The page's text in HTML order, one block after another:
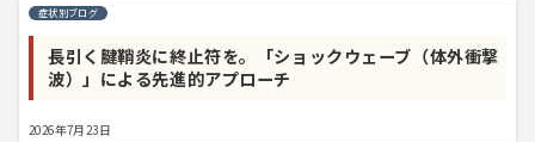
症状別ブログ
長引く腱鞘炎に終止符を。「ショックウェーブ（体外衝撃
波）」による先進的アプローチ
2026年7月23日